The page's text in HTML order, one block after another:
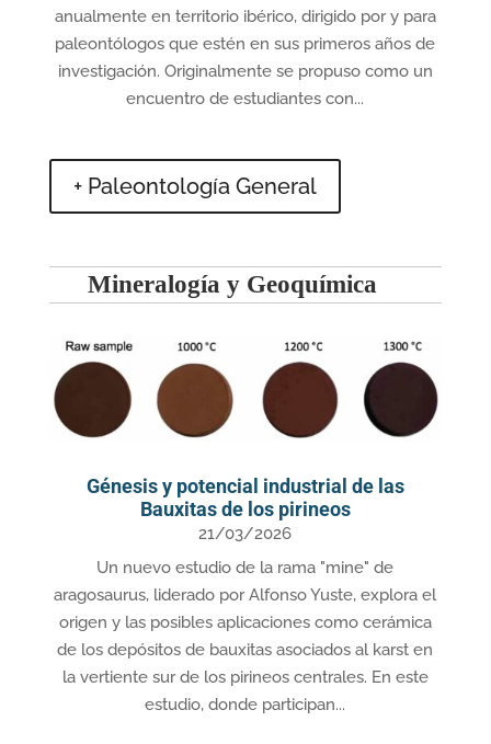
anualmente en territorio ibérico, dirigido por y para
paleontólogos que estén en sus primeros años de
investigación. Originalmente se propuso como un
encuentro de estudiantes con...
+ Paleontología General
Mineralogía y Geoquímica
Génesis y potencial industrial de las
Bauxitas de los pirineos
21/03/2026
Un nuevo estudio de la rama "mine" de
aragosaurus, liderado por Alfonso Yuste, explora el
origen y las posibles aplicaciones como cerámica
de los depósitos de bauxitas asociados al karst en
la vertiente sur de los pirineos centrales. En este
estudio, donde participan...